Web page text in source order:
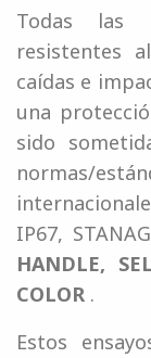
Todas las
resistentes
caídas e
una
sido
normas/
IP67,
HANDLE,
COLOR .
Estos